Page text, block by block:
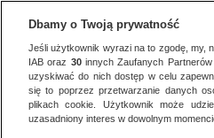
Dbamy o Twoją prywatność
Jeśli użytkownik wyrazi na to zgodę, my,
IAB oraz 30innych Zaufanych
uzyskiwać do nich dostęp w celu
się to poprzez przetwarzanie danych
plikach cookie. Użytkownik może
uzasadniony interes w dowolnym